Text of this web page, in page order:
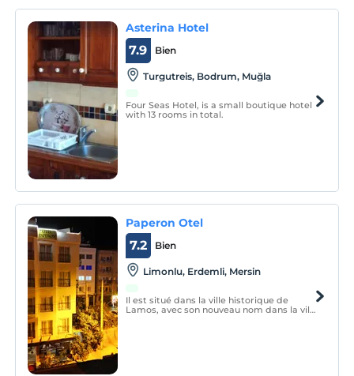
Asterina Hotel
Bien
7.9
Turgutreis, Bodrum, Muğla
Four Seas Hotel, is a small boutique hotel
with 13 rooms in total.
Paperon Otel
Bien
7.2
Limonlu, Erdemli, Mersin
Il est situé dans la ville historique de
Lamos, avec son nouveau nom dans la ville